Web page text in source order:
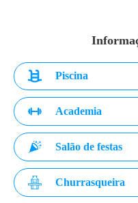
Piscina
Academia
Salão de festas
Churrasqueira